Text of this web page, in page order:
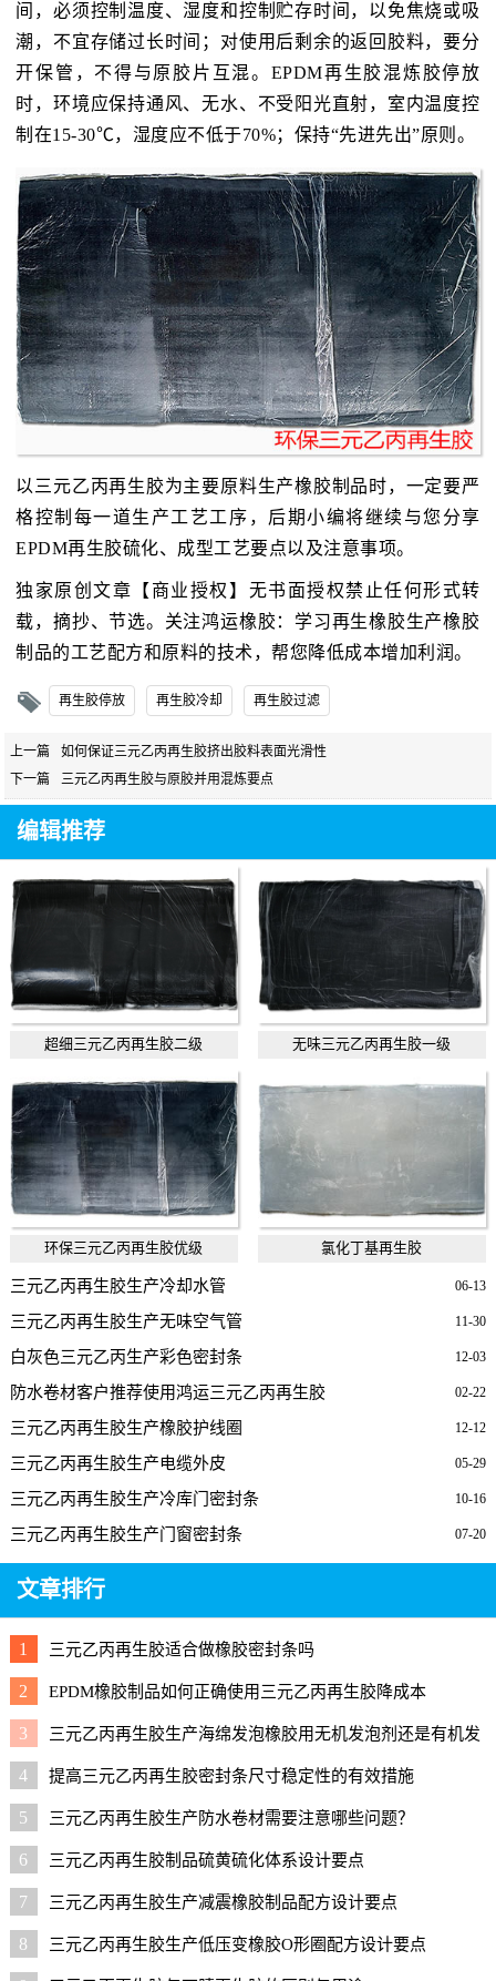
间，必须控制温度、湿度和控制贮存时间，以免焦烧或吸
潮，不宜存储过长时间；对使用后剩余的返回胶料，要分
开保管，不得与原胶片互混。EPDM再生胶混炼胶停放
时，环境应保持通风、无水、不受阳光直射，室内温度控
制在15-30℃，湿度应不低于70%；保持“先进先出”原则。
以三元乙丙再生胶为主要原料生产橡胶制品时，一定要严
格控制每一道生产工艺工序，后期小编将继续与您分享
EPDM再生胶硫化、成型工艺要点以及注意事项。
独家原创文章【商业授权】无书面授权禁止任何形式转
载，摘抄、节选。关注鸿运橡胶：学习再生橡胶生产橡胶
制品的工艺配方和原料的技术，帮您降低成本增加利润。
再生胶停放 再生胶冷却 再生胶过滤
上一篇
如何保证三元乙丙再生胶挤出胶料表面光滑性
下一篇
三元乙丙再生胶与原胶并用混炼要点
编辑推荐
超细三元乙丙再生胶二级 无味三元乙丙再生胶一级
环保三元乙丙再生胶优级 氯化丁基再生胶
06-13
三元乙丙再生胶生产冷却水管
11-30
三元乙丙再生胶生产无味空气管
12-03
白灰色三元乙丙生产彩色密封条
02-22
防水卷材客户推荐使用鸿运三元乙丙再生胶
12-12
三元乙丙再生胶生产橡胶护线圈
05-29
三元乙丙再生胶生产电缆外皮
10-16
三元乙丙再生胶生产冷库门密封条
07-20
三元乙丙再生胶生产门窗密封条
文章排行
1 三元乙丙再生胶适合做橡胶密封条吗
2 EPDM橡胶制品如何正确使用三元乙丙再生胶降成本
3
三元乙丙再生胶生产海绵发泡橡胶用无机发泡剂还是有机发
泡剂好？
4 提高三元乙丙再生胶密封条尺寸稳定性的有效措施
5 三元乙丙再生胶生产防水卷材需要注意哪些问题？
6 三元乙丙再生胶制品硫黄硫化体系设计要点
7 三元乙丙再生胶生产减震橡胶制品配方设计要点
8 三元乙丙再生胶生产低压变橡胶O形圈配方设计要点